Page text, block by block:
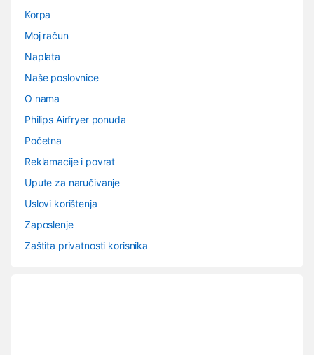
Korpa
Moj račun
Naplata
Naše poslovnice
O nama
Philips Airfryer ponuda
Početna
Reklamacije i povrat
Upute za naručivanje
Uslovi korištenja
Zaposlenje
Zaštita privatnosti korisnika